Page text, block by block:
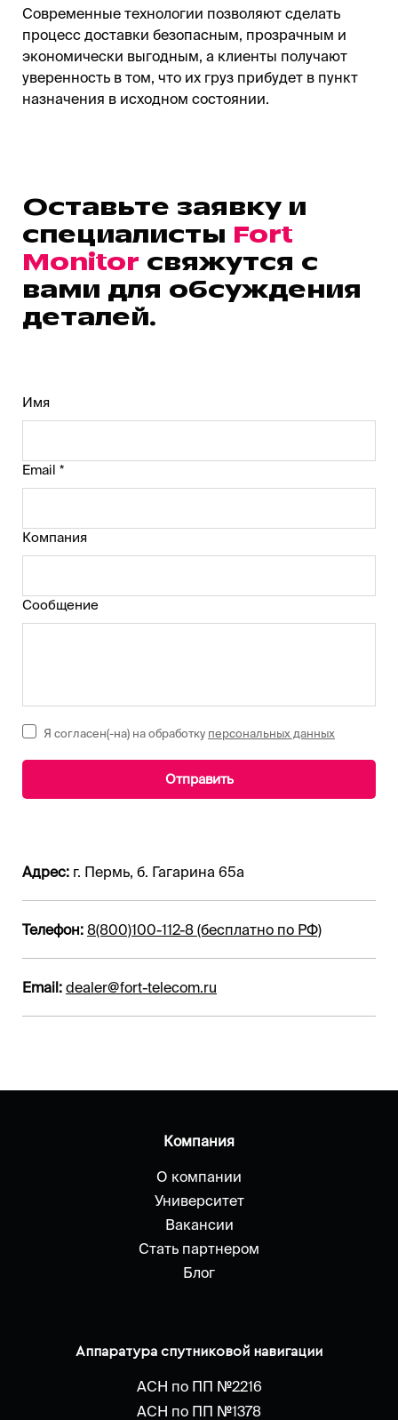
Современные технологии позволяют сделать
процесс доставки безопасным, прозрачным и
экономически выгодным, а клиенты получают
уверенность в том, что их груз прибудет в пункт
назначения в исходном состоянии.
Оставьте заявку и
специалисты Fort
Monitor свяжутся с
вами для обсуждения
деталей.
Имя
Email *
Компания
Сообщение
Отправить
Я согласен(-на) на обработку персональных данных
Адрес: г. Пермь, б. Гагарина 65а
Телефон: 8(800)100-112-8 (бесплатно по РФ)
Email: dealer@fort-telecom.ru
Компания
О компании
Университет
Вакансии
Стать партнером
Блог
Аппаратура спутниковой навигации
АСН по ПП №2216
АСН по ПП №1378